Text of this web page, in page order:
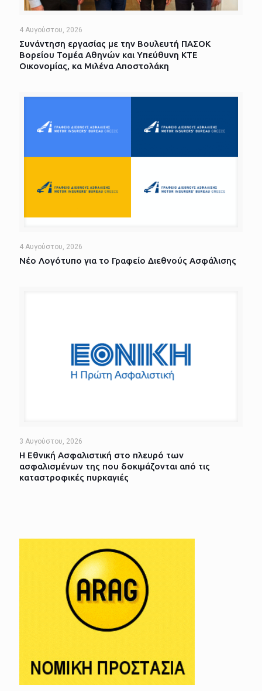
4 Αυγούστου, 2026
Συνάντηση εργασίας με την Βουλευτή ΠΑΣΟΚ
Βορείου Τομέα Αθηνών και Υπεύθυνη ΚΤΕ
Οικονομίας, κα Μιλένα Αποστολάκη
4 Αυγούστου, 2026
Νέο Λογότυπο για το Γραφείο Διεθνούς Ασφάλισης
3 Αυγούστου, 2026
Η Εθνική Ασφαλιστική στο πλευρό των
ασφαλισμένων της που δοκιμάζονται από τις
καταστροφικές πυρκαγιές